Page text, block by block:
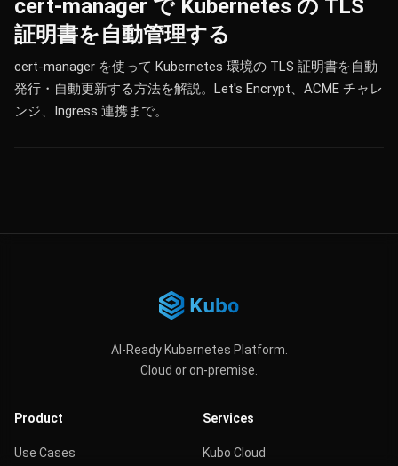
cert-manager で Kubernetes の TLS
証明書を自動管理する
cert-manager を使って Kubernetes 環境の TLS 証明書を自動
発行・自動更新する方法を解説。Let's Encrypt、ACME チャレ
ンジ、Ingress 連携まで。
AI-Ready Kubernetes Platform.
Cloud or on-premise.
Product
Use Cases
Services
Kubo Cloud